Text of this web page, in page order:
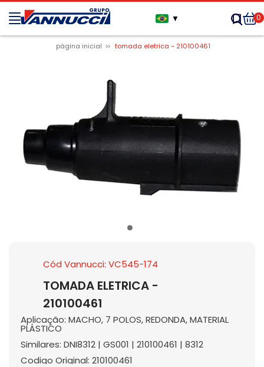
▼ 0
página inicial tomada eletrica - 210100461
Cód Vannucci: VC545-174
TOMADA ELETRICA -
210100461
Aplicação: MACHO, 7 POLOS, REDONDA, MATERIAL
PLÁSTICO
Similares: DNI8312 | GS001 | 210100461 | 8312
Codigo Original: 210100461